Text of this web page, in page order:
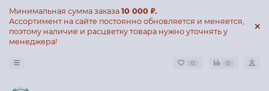
Минимальная сумма заказа 10 000 ₽.
Ассортимент на сайте постоянно обновляется и меняется,
поэтому наличие и расцветку товара нужно уточнять у
менеджера!
0 0